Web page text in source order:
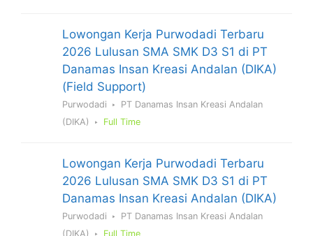
Lowongan Kerja Purwodadi Terbaru
2026 Lulusan SMA SMK D3 S1 di PT
Danamas Insan Kreasi Andalan (DIKA)
(Field Support)
Purwodadi
PT Danamas Insan Kreasi Andalan
(DIKA)
Full Time
Lowongan Kerja Purwodadi Terbaru
2026 Lulusan SMA SMK D3 S1 di PT
Danamas Insan Kreasi Andalan (DIKA)
Purwodadi
PT Danamas Insan Kreasi Andalan
(DIKA)
Full Time